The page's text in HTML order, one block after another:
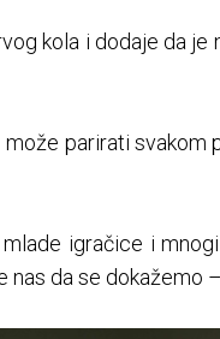
kola i dodaje da je
parirati svakom
igračice i
da se dokažemo